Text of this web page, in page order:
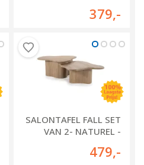
379,-
SALONTAFEL FALL SET
VAN 2- NATUREL -
479,-